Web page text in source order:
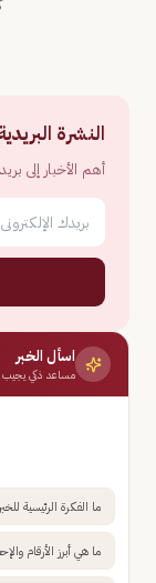
النشرة
أهم الأخبار إلى
اسأل الخبر
مساعد ذكي يجيب
ما الفكرة الرئيسية
ما هي أبرز الأرقام